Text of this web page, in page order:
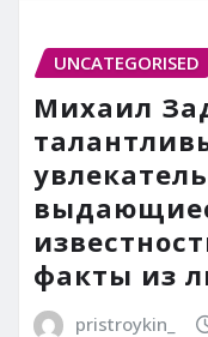
UNCATEGORISED
Михаил
факты из
pristroykin_